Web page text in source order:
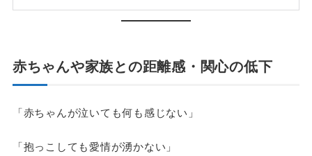
赤ちゃんや家族との距離感・関心の低下
「赤ちゃんが泣いても何も感じない」
「抱っこしても愛情が湧かない」